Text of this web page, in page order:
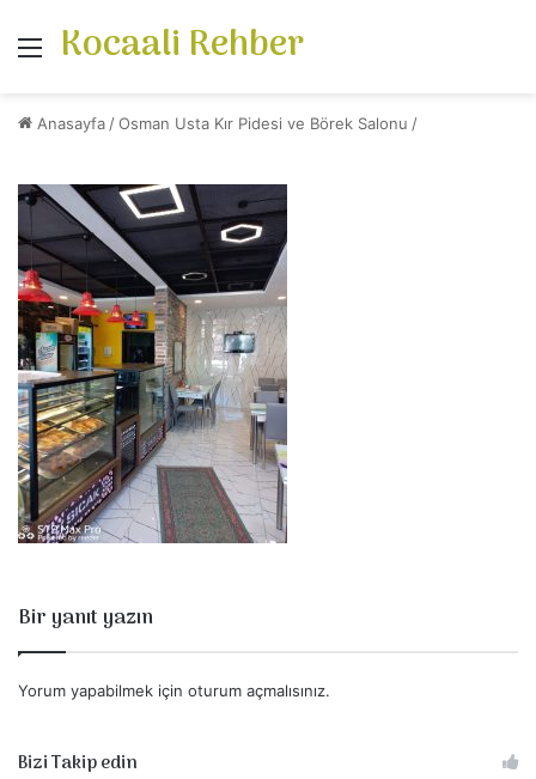
Menü
Kocaali Rehber
Anasayfa /Osman Usta Kır Pidesi ve Börek Salonu /
Bir yanıt yazın
Yorum yapabilmek için oturum açmalısınız.
Bizi Takip edin